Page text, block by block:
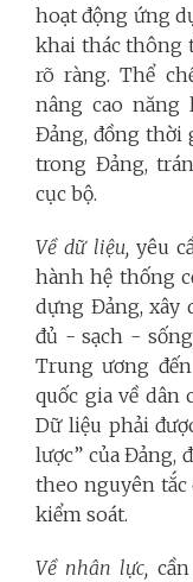
hoạt động ứng
khai thác thông
rõ ràng. Thể
nâng cao năng
Đảng, đồng thời
trong Đảng,
cục bộ.
Về dữ liệu,yêu
hành hệ thống
dựng Đảng, xây
đủ - sạch -
Trung ương
quốc gia về dân
Dữ liệu phải
lược” của Đảng,
theo nguyên tắc
kiểm soát.
Về nhân lực,